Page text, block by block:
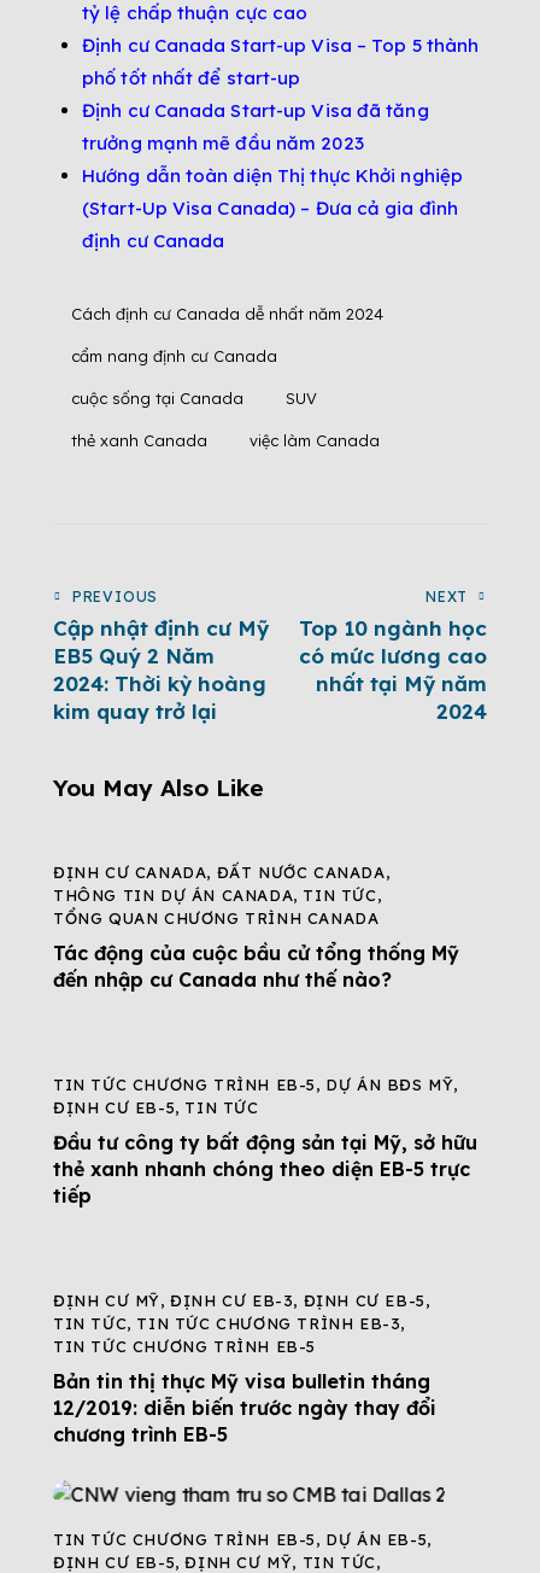
tỷ lệ chấp thuận cực cao
Định cư Canada Start-up Visa – Top 5 thành
phố tốt nhất để start-up
Định cư Canada Start-up Visa đã tăng
trưởng mạnh mẽ đầu năm 2023
Hướng dẫn toàn diện Thị thực Khởi nghiệp
(Start-Up Visa Canada) – Đưa cả gia đình
định cư Canada
Cách định cư Canada dễ nhất năm 2024
cẩm nang định cư Canada
cuộc sống tại Canada SUV
thẻ xanh Canada việc làm Canada
PREVIOUS
Cập nhật định cư Mỹ
EB5 Quý 2 Năm
2024: Thời kỳ hoàng
kim quay trở lại
NEXT
Top 10 ngành học
có mức lương cao
nhất tại Mỹ năm
2024
You May Also Like
ĐỊNH CƯ CANADA, ĐẤT NƯỚC CANADA,
THÔNG TIN DỰ ÁN CANADA, TIN TỨC,
TỔNG QUAN CHƯƠNG TRÌNH CANADA
Tác động của cuộc bầu cử tổng thống Mỹ
đến nhập cư Canada như thế nào?
TIN TỨC CHƯƠNG TRÌNH EB-5, DỰ ÁN BĐS MỸ,
ĐỊNH CƯ EB-5, TIN TỨC
Đầu tư công ty bất động sản tại Mỹ, sở hữu
thẻ xanh nhanh chóng theo diện EB-5 trực
tiếp
ĐỊNH CƯ MỸ,ĐỊNH CƯ EB-3, ĐỊNH CƯ EB-5,
TIN TỨC, TIN TỨC CHƯƠNG TRÌNH EB-3,
TIN TỨC CHƯƠNG TRÌNH EB-5
Bản tin thị thực Mỹ visa bulletin tháng
12/2019: diễn biến trước ngày thay đổi
chương trình EB-5
TIN TỨC CHƯƠNG TRÌNH EB-5, DỰ ÁN EB-5,
ĐỊNH CƯ EB-5,ĐỊNH CƯ MỸ, TIN TỨC,